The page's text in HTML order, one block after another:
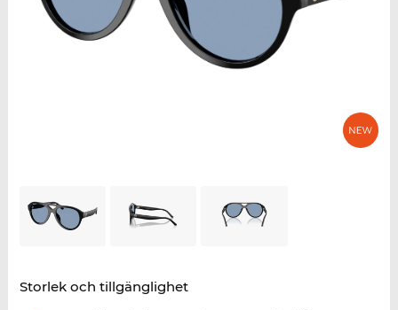
Storlek och tillgänglighet